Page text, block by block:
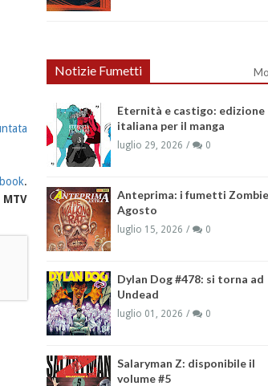
.
MTV
Notizie Fumetti
Eternità e castigo: edizione
italiana per il manga
luglio 29, 2026 0
Anteprima: i fumetti
Agosto
luglio 15, 2026 0
Dylan Dog #478: si torna ad
Undead
luglio 01, 2026 0
Salaryman Z: disponibile il
volume #5